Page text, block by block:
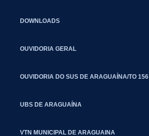
DOWNLOADS
OUVIDORIA GERAL
OUVIDORIA DO SUS DE ARAGUAÍNA/TO 156
UBS DE ARAGUAÍNA
VTN MUNICIPAL DE ARAGUAINA